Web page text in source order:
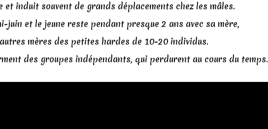
et induit souvent de grands déplacements chez les mâles.
juin et le jeune reste pendant presque 2 ans avec sa mère,
mères des petites hardes de 10-20 individus.
des groupes indépendants, qui perdurent au cours du temps.